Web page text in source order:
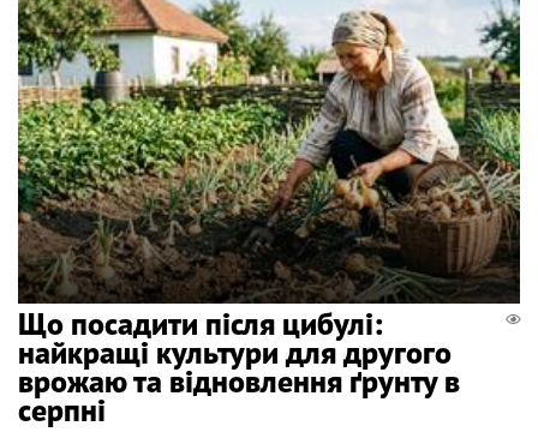
Що посадити після цибулі:
найкращі культури для другого
врожаю та відновлення ґрунту в
серпні